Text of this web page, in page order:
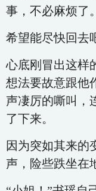
事，不必麻烦了
希望能尽快回去
心底刚冒出这样
想法要故意跟他
声凄厉的嘶叫，
了下来。
因为突如其来的
声，险些跌坐在